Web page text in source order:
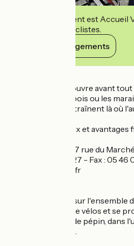
Cet établissement est Accueil
accueillir des cyclistes.
Voir ses engagements
L'île de Ré se découvre avant
mer, à travers les bois ou les
cyclables vous entraînent là où
Accueil chaleureux et avantages
17630 La Flotte : 17 rue du Marché
Tél. : 05 46 09 65 27 - Fax : 05 46
la-flotte@cycland.fr
Cycland, présent sur l'ensemble
important choix de vélos et se
dépanner, en cas de pépin, dans
points de location.